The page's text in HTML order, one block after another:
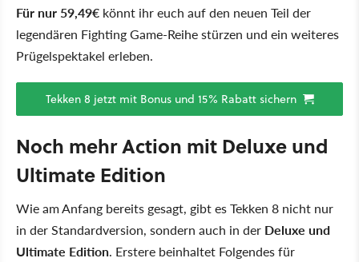
Für nur 59,49€ könnt ihr euch auf den neuen Teil der
legendären Fighting Game-Reihe stürzen und ein weiteres
Prügelspektakel erleben.
Tekken 8 jetzt mit Bonus und 15% Rabatt sichern
Noch mehr Action mit Deluxe und
Ultimate Edition
Wie am Anfang bereits gesagt, gibt es Tekken 8 nicht nur
in der Standardversion, sondern auch in der Deluxe und
Ultimate Edition. Erstere beinhaltet Folgendes für